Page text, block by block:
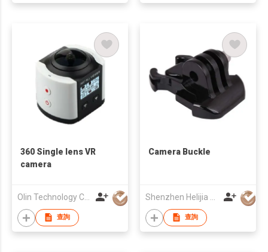
360 Single lens VR
camera
查詢
Camera Buckle
查詢